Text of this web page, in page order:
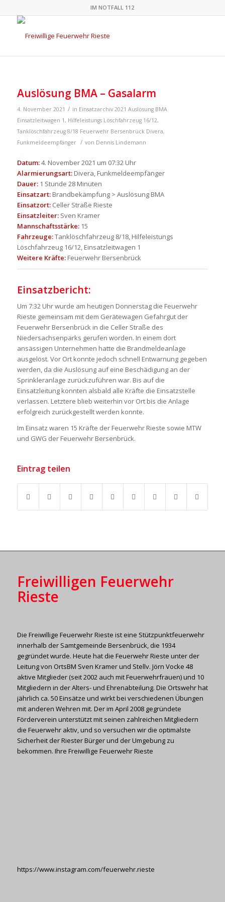
IM NOTFALL 112
Auslösung BMA – Gasalarm
4. November 2021 / in Einsatzarchiv 2021 Auslösung BMA
Einsatzleitwagen 1, Hilfeleistungs Löschfahrzeug 16/12,
Tanklöschfahrzeug 8/18 Feuerwehr Bersenbrück Divera,
Funkmeldeempfänger
/ von Dennis Lindemann
Datum:4. November 2021 um 07:32 Uhr
Alarmierungsart:Divera, Funkmeldeempfänger
Dauer:1 Stunde 28 Minuten
Einsatzart:Brandbekämpfung > Auslösung BMA
Einsatzort:Celler Straße Rieste
Einsatzleiter:Sven Kramer
Mannschaftsstärke:15
Fahrzeuge:Tanklöschfahrzeug 8/18, Hilfeleistungs
Löschfahrzeug 16/12, Einsatzleitwagen 1
Weitere Kräfte:Feuerwehr Bersenbrück
Einsatzbericht:
Um 7:32 Uhr wurde am heutigen Donnerstag die Feuerwehr
Rieste gemeinsam mit dem Gerätewagen Gefahrgut der
Feuerwehr Bersenbrück in die Celler Straße des
Niedersachsenparks gerufen worden. In einem dort
ansässigen Unternehmen hatte die Brandmeldeanlage
ausgelöst. Vor Ort konnte jedoch schnell Entwarnung gegeben
werden, da die Auslösung auf eine Beschädigung an der
Sprinkleranlage zurückzuführen war. Bis auf die
Einsatzleitung konnten alsbald alle Kräfte die Einsatzstelle
verlassen. Letztere blieb weiterhin vor Ort bis die Anlage
erfolgreich zurückgestellt werden konnte.
Im Einsatz waren 15 Kräfte der Feuerwehr Rieste sowie MTW
und GWG der Feuerwehr Bersenbrück.
Eintrag teilen
Freiwilligen Feuerwehr
Rieste
Die Freiwillige Feuerwehr Rieste ist eine Stützpunktfeuerwehr
innerhalb der Samtgemeinde Bersenbrück, die 1934
gegründet wurde. Heute hat die Feuerwehr Rieste unter der
Leitung von OrtsBM Sven Kramer und Stellv. Jörn Vocke 48
aktive Mitglieder (seit 2002 auch mit Feuerwehrfrauen) und 10
Mitgliedern in der Alters- und Ehrenabteilung. Die Ortswehr hat
jährlich ca. 50 Einsätze und wirkt bei verschiedenen Übungen
mit anderen Wehren mit. Der im April 2008 gegründete
Förderverein unterstützt mit seinen zahlreichen Mitgliedern
die Feuerwehr aktiv, und so versuchen wir die optimalste
Sicherheit der Riester Bürger und der Umgebung zu
bekommen. Ihre Freiwillige Feuerwehr Rieste
https://www.instagram.com/feuerwehr.rieste